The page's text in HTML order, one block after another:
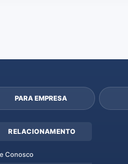
PARA EMPRESA
RELACIONAMENTO
Conosco